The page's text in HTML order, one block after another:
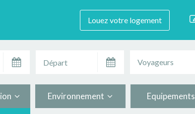
Louez votre logement
Voyageurs
Environnement Equipements